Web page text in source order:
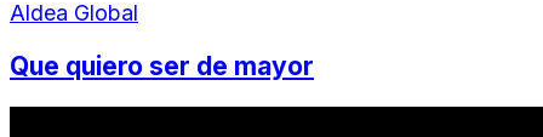
Aldea Global
Que quiero ser de mayor